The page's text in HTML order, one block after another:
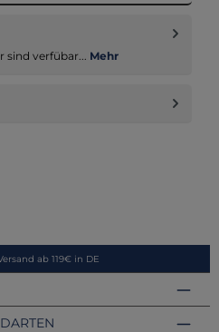
sind verfübar... Mehr
ab 119€ in DE